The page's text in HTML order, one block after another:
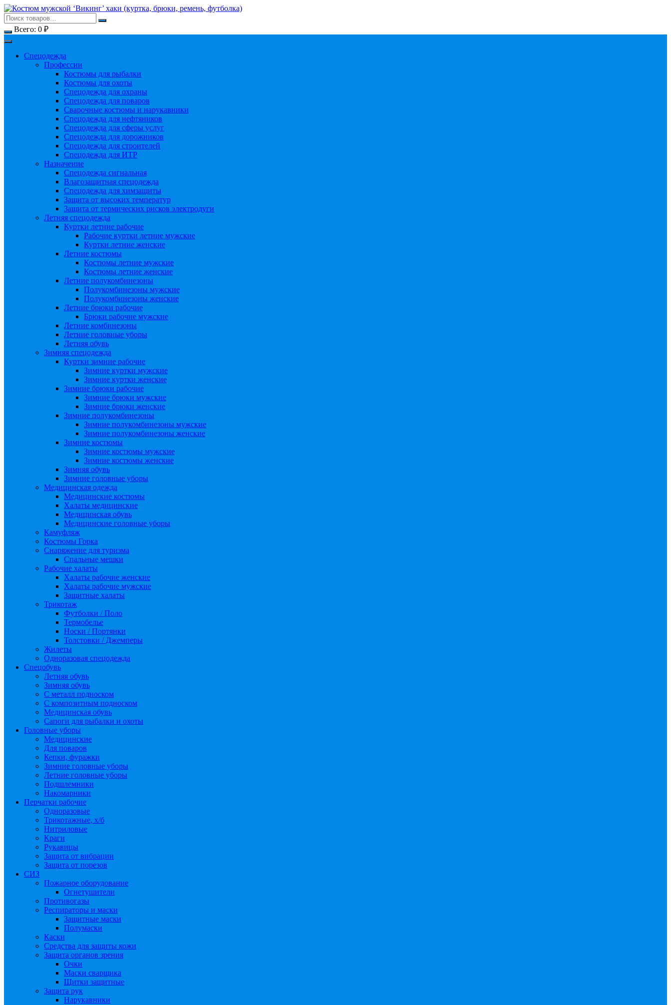
Перейти
к
содержимому
Всего: 0 ₽
Спецодежда
Профессии
Костюмы для рыбалки
Костюмы для охоты
Спецодежда для охраны
Спецодежда для поваров
Сварочные костюмы и нарукавники
Спецодежда для нефтяников
Спецодежда для сферы услуг
Спецодежда для дорожников
Спецодежда для строителей
Спецодежда для ИТР
Назначение
Спецодежда сигнальная
Влагозащитная спецодежда
Спецодежда для химзащиты
Защита от высоких температур
Защита от термических рисков электродуги
Летняя спецодежда
Куртки летние рабочие
Рабочие куртки летние мужские
Куртки летние женские
Летние костюмы
Костюмы летние мужские
Костюмы летние женские
Летние полукомбинезоны
Полукомбинезоны мужские
Полукомбинезоны женские
Летние брюки рабочие
Брюки рабочие мужские
Летние комбинезоны
Летние головные уборы
Летняя обувь
Зимняя спецодежда
Куртки зимние рабочие
Зимние куртки мужские
Зимние куртки женские
Зимние брюки рабочие
Зимние брюки мужские
Зимние брюки женские
Зимние полукомбинезоны
Зимние полукомбинезоны мужские
Зимние полукомбинезоны женские
Зимние костюмы
Зимние костюмы мужские
Зимние костюмы женские
Зимняя обувь
Зимние головные уборы
Медицинская одежда
Медицинские костюмы
Халаты медицинские
Медицинская обувь
Медицинские головные уборы
Камуфляж
Костюмы Горка
Снаряжение для туризма
Спальные мешки
Рабочие халаты
Халаты рабочие женские
Халаты рабочие мужские
Защитные халаты
Трикотаж
Футболки / Поло
Термобелье
Носки / Портянки
Толстовки / Джемперы
Жилеты
Одноразовая спецодежда
Спецобувь
Летняя обувь
Зимняя обувь
С металл подноском
С композитным подноском
Медицинская обувь
Сапоги для рыбалки и охоты
Головные уборы
Медицинские
Для поваров
Кепки, фуражки
Зимние головные уборы
Летние головные уборы
Подшлемники
Накомарники
Перчатки рабочие
Одноразовые
Трикотажные, х/б
Нитриловые
Краги
Рукавицы
Защита от вибрации
Защита от порезов
СИЗ
Пожарное оборудование
Огнетушители
Противогазы
Респираторы и маски
Защитные маски
Полумаски
Каски
Средства для защиты кожи
Защита органов зрения
Очки
Маски сварщика
Щитки защитные
Защита рук
Нарукавники